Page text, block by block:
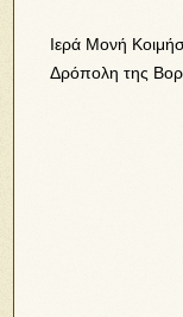
Ιερά Μονή
Δρόπολη της